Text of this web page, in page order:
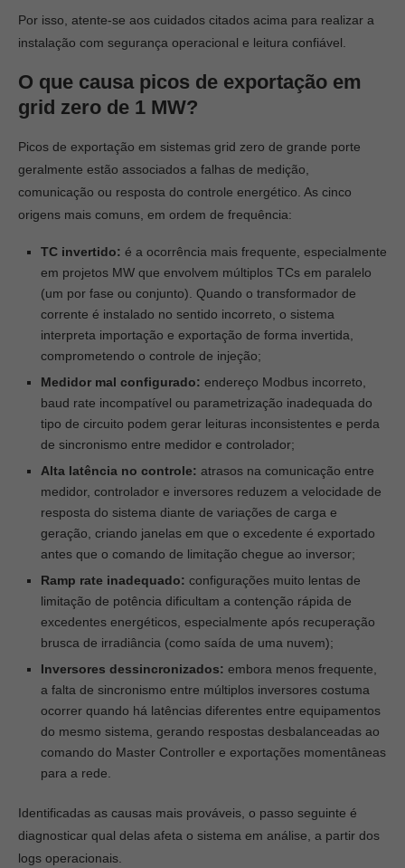
Por isso, atente-se aos cuidados citados acima para realizar a
instalação com segurança operacional e leitura confiável.
O que causa picos de exportação em
grid zero de 1 MW?
Picos de exportação em sistemas grid zero de grande porte
geralmente estão associados a falhas de medição,
comunicação ou resposta do controle energético. As cinco
origens mais comuns, em ordem de frequência:
TC invertido: é a ocorrência mais frequente, especialmente
em projetos MW que envolvem múltiplos TCs em paralelo
(um por fase ou conjunto). Quando o transformador de
corrente é instalado no sentido incorreto, o sistema
interpreta importação e exportação de forma invertida,
comprometendo o controle de injeção;
Medidor mal configurado: endereço Modbus incorreto,
baud rate incompatível ou parametrização inadequada do
tipo de circuito podem gerar leituras inconsistentes e perda
de sincronismo entre medidor e controlador;
Alta latência no controle: atrasos na comunicação entre
medidor, controlador e inversores reduzem a velocidade de
resposta do sistema diante de variações de carga e
geração, criando janelas em que o excedente é exportado
antes que o comando de limitação chegue ao inversor;
Ramp rate inadequado: configurações muito lentas de
limitação de potência dificultam a contenção rápida de
excedentes energéticos, especialmente após recuperação
brusca de irradiância (como saída de uma nuvem);
Inversores dessincronizados: embora menos frequente,
a falta de sincronismo entre múltiplos inversores costuma
ocorrer quando há latências diferentes entre equipamentos
do mesmo sistema, gerando respostas desbalanceadas ao
comando do Master Controller e exportações momentâneas
para a rede.
Identificadas as causas mais prováveis, o passo seguinte é
diagnosticar qual delas afeta o sistema em análise, a partir dos
logs operacionais.